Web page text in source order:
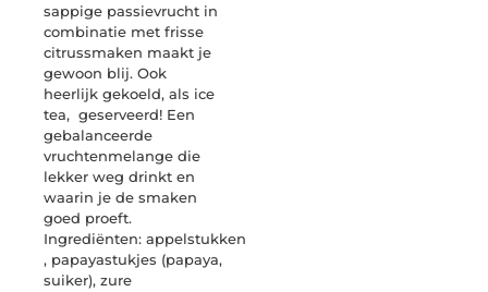
sappige passievrucht in
combinatie met frisse
citrussmaken maakt je
gewoon blij. Ook
heerlijk gekoeld, als ice
tea, geserveerd! Een
gebalanceerde
vruchtenmelange die
lekker weg drinkt en
waarin je de smaken
goed proeft.
Ingrediënten: appelstukken
, papayastukjes (papaya,
suiker), zure